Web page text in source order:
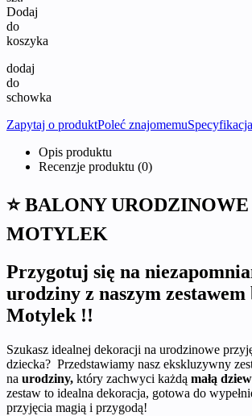
Dodaj
do
koszyka
dodaj
do
schowka
Zapytaj o produktPoleć znajomemu
Opis produktu
Recenzje produktu (0)
⭐ BALONY
MOTYLEK
Przygotuj się na
urodziny z naszym zestawem
Motylek !!
Szukasz idealnej dekoracji na urodzinowe
dziecka? Przedstawiamy nasz ekskluzywny
na urodziny, który zachwyci każdą małą
zestaw to idealna dekoracja, gotowa do
przyjęcia magią i przygodą!